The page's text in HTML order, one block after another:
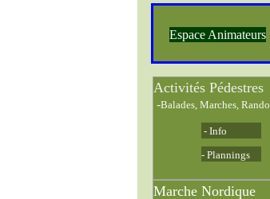
Marche Nordique
Activités Pédestres
-Balades, Marches, Rando
- Info
- Plannings
Espace Animateurs